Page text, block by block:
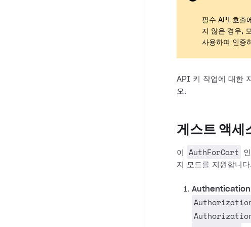
필수 API 호출
지 않은 경우,
사용하여 인증
API 키 작업에 대한
오.
게스트 액세
이 AuthForCart
지 모드를 지원합니다
Authentication